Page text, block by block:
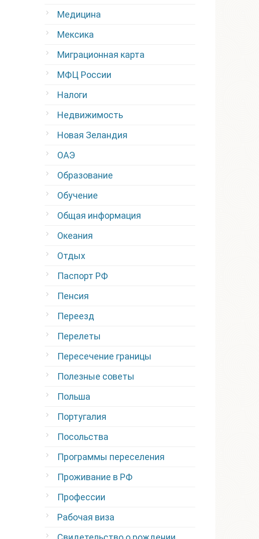
Медицина
Мексика
Миграционная карта
МФЦ России
Налоги
Недвижимость
Новая Зеландия
ОАЭ
Образование
Обучение
Общая информация
Океания
Отдых
Паспорт РФ
Пенсия
Переезд
Перелеты
Пересечение границы
Полезные советы
Польша
Португалия
Посольства
Программы переселения
Проживание в РФ
Профессии
Рабочая виза